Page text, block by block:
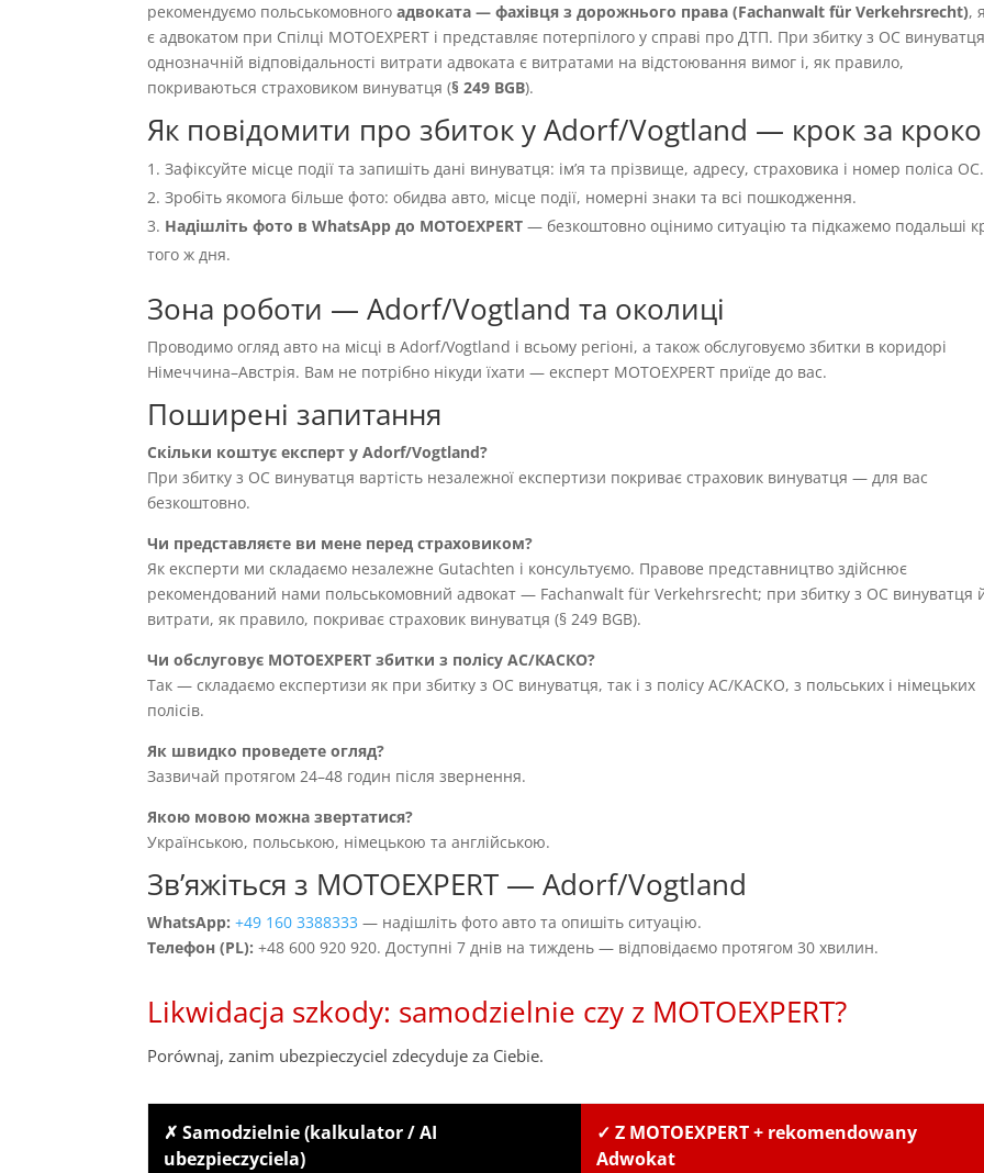
рекомендуємо польськомовногоадвоката — фахівця з дорожнього права (Fachanwalt für Verkehrsrecht),
є адвокатом при Спілці MOTOEXPERT і представляє потерпілого у справі про ДТП. При збитку з OC
однозначній відповідальності витрати адвоката є витратами на відстоювання вимог і, як правило,
покриваються страховиком винуватця (§ 249 BGB).
Як повідомити про збиток у Adorf/Vogtland — крок за
Зафіксуйте місце події та запишіть дані винуватця: імʼя та прізвище, адресу, страховика і номер поліса OC.
Зробіть якомога більше фото: обидва авто, місце події, номерні знаки та всі пошкодження.
Надішліть фото в WhatsApp до MOTOEXPERT — безкоштовно оцінимо ситуацію та підкажемо подальші
того ж дня.
Зона роботи — Adorf/Vogtland та околиці
Проводимо огляд авто на місці в Adorf/Vogtland і всьому регіоні, а також обслуговуємо збитки в коридорі
Німеччина–Австрія. Вам не потрібно нікуди їхати — експерт MOTOEXPERT приїде до вас.
Поширені запитання
Скільки коштує експерт у Adorf/Vogtland?
При збитку з OC винуватця вартість незалежної експертизи покриває страховик винуватця — для вас
безкоштовно.
Чи представляєте ви мене перед страховиком?
Як експерти ми складаємо незалежне Gutachten і консультуємо. Правове представництво здійснює
рекомендований нами польськомовний адвокат — Fachanwalt für Verkehrsrecht; при збитку з OC винуватця
витрати, як правило, покриває страховик винуватця (§ 249 BGB).
Чи обслуговує MOTOEXPERT збитки з полісу AC/КАСКО?
Так — складаємо експертизи як при збитку з OC винуватця, так і з полісу AC/КАСКО, з польських і німецьких
полісів.
Як швидко проведете огляд?
Зазвичай протягом 24–48 годин після звернення.
Якою мовою можна звертатися?
Українською, польською, німецькою та англійською.
Звʼяжіться з MOTOEXPERT — Adorf/Vogtland
WhatsApp: +49 160 3388333 — надішліть фото авто та опишіть ситуацію.
Телефон (PL): +48 600 920 920. Доступні 7 днів на тиждень — відповідаємо протягом 30 хвилин.
Likwidacja szkody: samodzielnie czy z MOTOEXPERT?
Porównaj, zanim ubezpieczyciel zdecyduje za Ciebie.
✗ Samodzielnie (kalkulator / AI
ubezpieczyciela)
✓ Z MOTOEXPERT + rekomendowany
Adwokat